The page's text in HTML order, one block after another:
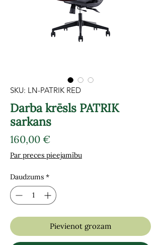
SKU: LN-PATRIK RED
Darba krēsls PATRIK
sarkans
160,00 €Cena
Par preces pieejamību
Daudzums *
Pievienot grozam